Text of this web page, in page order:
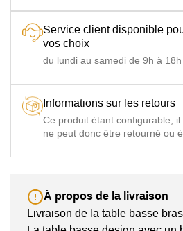
Service client disponible
vos choix
du lundi au samedi de 9h à 18h
Informations sur les retours
Ce produit étant configurable,
ne peut donc être retourné ou
À propos de la livraison
Livraison de la table basse